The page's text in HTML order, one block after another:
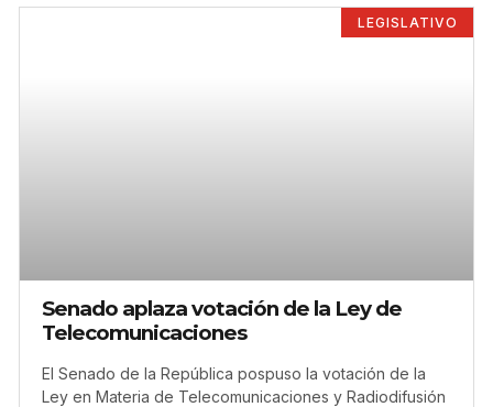
LEGISLATIVO
Senado aplaza votación de la Ley de
Telecomunicaciones
El Senado de la República pospuso la votación de la
Ley en Materia de Telecomunicaciones y Radiodifusión